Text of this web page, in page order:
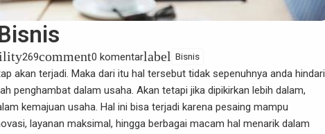
269comment0 komentarlabel Bisnis
akan terjadi. Maka dari itu hal tersebut tidak sepenuhnya anda hindari
penghambat dalam usaha. Akan tetapi jika dipikirkan lebih dalam,
kemajuan usaha. Hal ini bisa terjadi karena pesaing mampu
layanan maksimal, hingga berbagai macam hal menarik dalam